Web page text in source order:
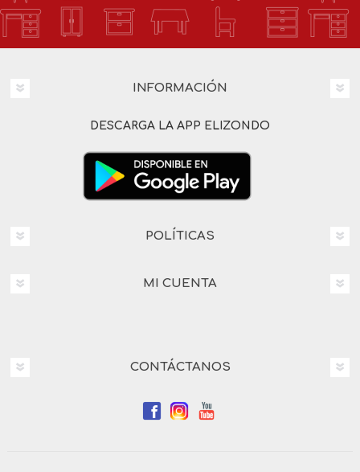
INFORMACIÓN
DESCARGA LA APP ELIZONDO
POLÍTICAS
MI CUENTA
CONTÁCTANOS